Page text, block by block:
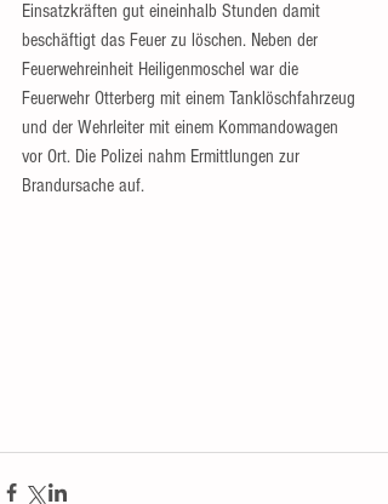
Einsatzkräften gut eineinhalb Stunden damit
beschäftigt das Feuer zu löschen. Neben der
Feuerwehreinheit Heiligenmoschel war die
Feuerwehr Otterberg mit einem Tanklöschfahrzeug
und der Wehrleiter mit einem Kommandowagen
vor Ort. Die Polizei nahm Ermittlungen zur
Brandursache auf.